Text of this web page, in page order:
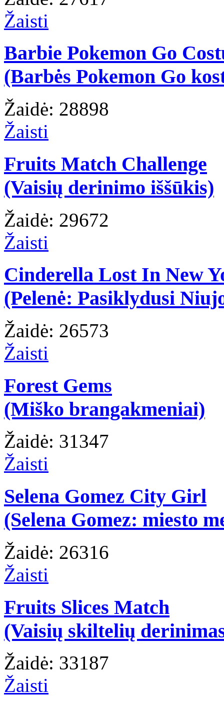
Žaisti
Barbie Pokemon Go
(Barbės Pokemon Go
Žaidė: 28898
Žaisti
Fruits Match Challenge
(Vaisių derinimo iššūkis)
Žaidė: 29672
Žaisti
Cinderella Lost In New
(Pelenė: Pasiklydusi
Žaidė: 26573
Žaisti
Forest Gems
(Miško brangakmeniai)
Žaidė: 31347
Žaisti
Selena Gomez City Girl
(Selena Gomez: miesto
Žaidė: 26316
Žaisti
Fruits Slices Match
(Vaisių skiltelių
Žaidė: 33187
Žaisti